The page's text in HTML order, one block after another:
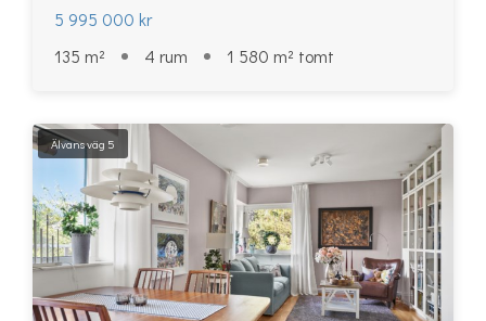
5 995 000 kr
135 m²
4 rum 1 580 m² tomt
Älvans väg 5